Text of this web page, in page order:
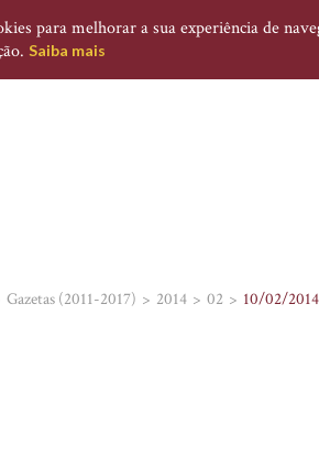
para melhorar a sua experiência de
Saiba mais
Gazetas (2011-2017) 2014 02 10/02/2014